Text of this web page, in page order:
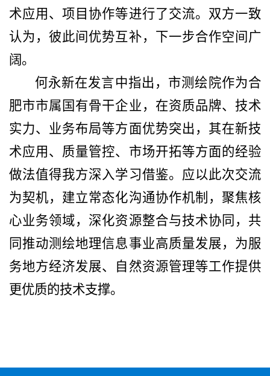
术应用、项目协作等进行了交流。双方一致
认为，彼此间优势互补，下一步合作空间广
阔。
何永新在发言中指出 ，市测绘院作为合
肥市市属国有骨干企业，在资质品牌、技术
实力、业务布局等方面优势突出，其在新技
术应用、质量管控、市场开拓等方面的经验
做法值得我方深入学习借鉴。 应以此次交流
为契机，建立常态化沟通协作机制，聚焦核
心业务领域，深化资源整合与技术协同，共
同推动测绘地理信息事业高质量发展，为服
务地方经济发展、自然资源管理等工作提供
更优质的技术支撑。